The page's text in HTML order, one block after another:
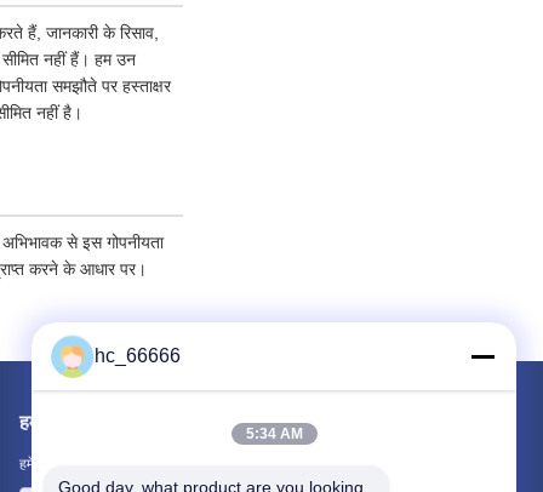
हैं, जानकारी के रिसाव,
नहीं हैं। हम उन
समझौते पर हस्ताक्षर
नहीं है।
से इस गोपनीयता
करने के आधार पर।
हमें मेल करें
हमें अपनी आवश्यकता बताएं। हम आपके साथ सर्वश्रेष्ठ उत्पादों को जोड़ेंगे।
hc_66666
5:34 AM
Good day, what product are you looking